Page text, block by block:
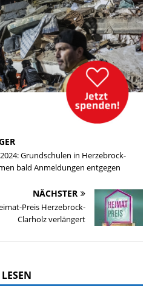
Grundschulen in Herzebrock-
bald Anmeldungen entgegen
NÄCHSTER
Preis Herzebrock-
Clarholz verlängert